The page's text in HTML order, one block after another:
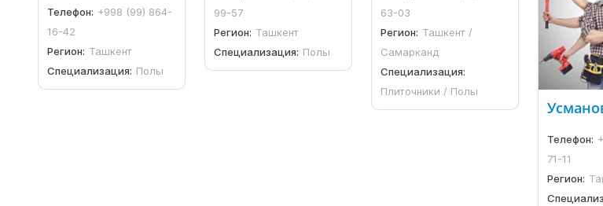
Телефон: +998 (99) 864-
16-42
Регион: Ташкент
Специализация: Полы
99-57
Регион: Ташкент
Специализация: Полы
63-03
Регион: Ташкент /
Самарканд
Специализация:
Плиточники / Полы
Телефон:
71-11
Регион: